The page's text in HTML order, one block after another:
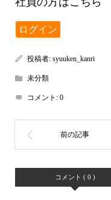
ログイン
投稿者: syuuken_kanri
未分類
コメント: 0
コメント ( 0 )